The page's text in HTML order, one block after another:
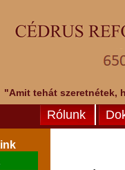
"Amit tehát szeretnétek,
Rólunk